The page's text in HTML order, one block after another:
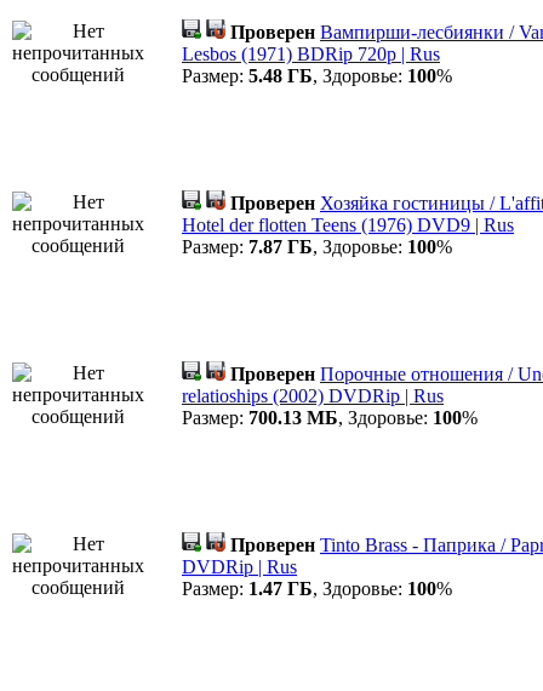
Проверен Вампирши-лесбиянки /
Lesbos (1971) BDRip 720p | Rus
Размер: 5.48 ГБ, Здоровье: 100%
Проверен Хозяйка гостиницы /
Hotel der flotten Teens (1976) DVD9 | Rus
Размер: 7.87 ГБ, Здоровье: 100%
Проверен Порочные отношения /
relatioships (2002) DVDRip | Rus
Размер: 700.13 МБ, Здоровье: 100%
Проверен Tinto Brass - Паприка /
DVDRip | Rus
Размер: 1.47 ГБ, Здоровье: 100%